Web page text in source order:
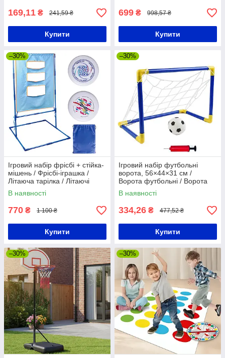
169,11 ₴ 241,59 ₴
Купити
699 ₴ 998,57 ₴
Купити
–30%
Ігровий набір фрісбі + стійка-
мішень / Фрісбі-іграшка /
Літаюча тарілка / Літаючі
диски
В наявності
770 ₴ 1 100 ₴
Купити
–30%
Ігровий набір футбольні
ворота, 56×44×31 см /
Ворота футбольні / Ворота
для футболу
В наявності
334,26 ₴ 477,52 ₴
Купити
–30% –30%